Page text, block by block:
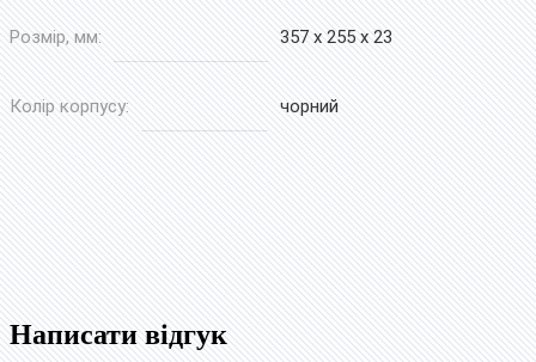
Розмір, мм: 357 x 255 x 23
Колір корпусу: чорний
Написати відгук